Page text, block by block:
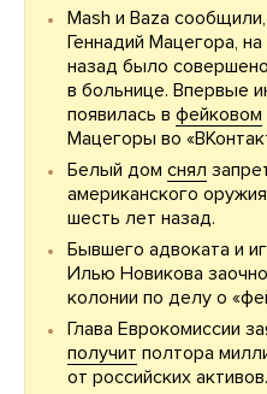
Mash и Baza
Геннадий Мацегора,
назад было
в больнице. Впервые
появилась в фейковом
Мацегоры во
Белый дом снял
американского
шесть лет назад.
Бывшего адвоката и
Илью Новикова заочно
колонии по делу о
Глава Еврокомиссии
получит полтора
от российских активов.